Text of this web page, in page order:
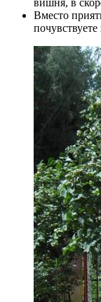
вишня, в
Вместо